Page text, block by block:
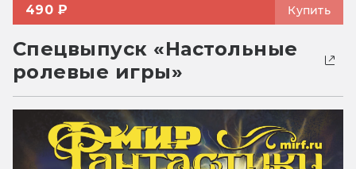
490 ₽ Купить
Спецвыпуск «Настольные
ролевые игры»